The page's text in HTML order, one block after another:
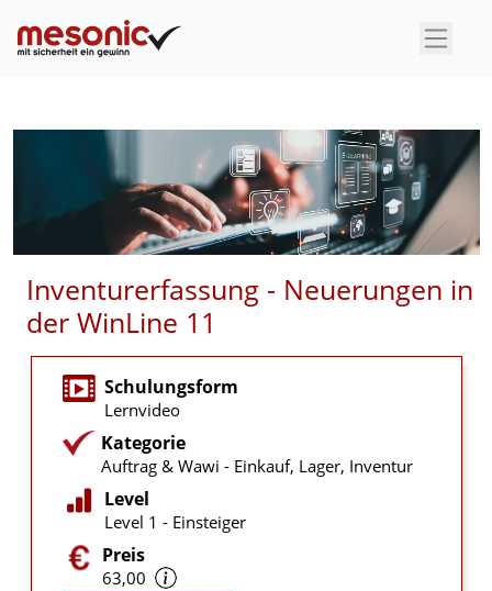
×
Inventurerfassung - Neuerungen in
der WinLine 11
Schulungsform
Lernvideo
Kategorie
Auftrag & Wawi - Einkauf, Lager, Inventur
Level
Level 1 - Einsteiger
Preis
63,00